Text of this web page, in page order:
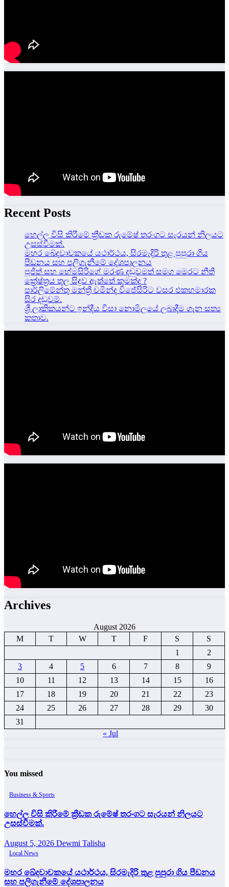
Recent Posts
හෙල්ල විසි කිරීමේ ක්‍රීඩක රුමේෂ් තරංගට සැරයන් නිලයට
උසස්වීමක්.
මහර ඛේදවාචකයේ යථාර්ථය, සිරමැදිරි තුළ පුපුරා ගිය
පීඩනය සහ පලිගැනීමේ දේශපාලනය
පූජිත් සහ හේමසිරිගේ මරණ දඩුවමත් සමග මෙරට නීතී
ක්‍රේෂ්ත්‍රය තුල සිදුව ඇත්තේ කුමක්ද ?
පාර්ලිමේන්තු මන්ත්‍රී චමින්ද විජේසිරිට වසර එකහමාරක
සිර දඬුවම්.
ශ්‍රී ලාකිකයන්ට ඉන්දීය වීසා නොමිලයේ ලබාදීම ගැන සත්‍ය
කතාව.
Archives
August 2026
M
T W T F S
S
1
2
3
4 5 6 7 8
9
10
11 12 13 14 15
16
17
18 19 20 21 22
23
24
25 26 27 28 29
30
31
« Jul
You missed
Business & Sports
හෙල්ල විසි කිරීමේ ක්‍රීඩක රුමේෂ් තරංගට සැරයන් නිලයට
උසස්වීමක්.
August 5, 2026 Dewmi Talisha
Local News
මහර ඛේදවාචකයේ යථාර්ථය, සිරමැදිරි තුළ පුපුරා ගිය පීඩනය
සහ පලිගැනීමේ දේශපාලනය